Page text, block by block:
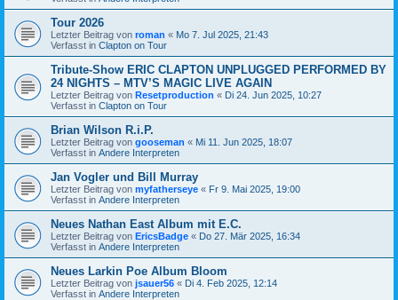
Tour 2026
Letzter Beitrag von roman « Mo 7. Jul 2025, 21:43
Verfasst in Clapton on Tour
Tribute-Show ERIC CLAPTON UNPLUGGED PERFORMED BY
24 NIGHTS – MTV’S MAGIC LIVE AGAIN
Letzter Beitrag von Resetproduction « Di 24. Jun 2025, 10:27
Verfasst in Clapton on Tour
Brian Wilson R.i.P.
Letzter Beitrag von gooseman « Mi 11. Jun 2025, 18:07
Verfasst in Andere Interpreten
Jan Vogler und Bill Murray
Letzter Beitrag von myfatherseye « Fr 9. Mai 2025, 19:00
Verfasst in Andere Interpreten
Neues Nathan East Album mit E.C.
Letzter Beitrag von EricsBadge « Do 27. Mär 2025, 16:34
Verfasst in Andere Interpreten
Neues Larkin Poe Album Bloom
Letzter Beitrag von jsauer56 « Di 4. Feb 2025, 12:14
Verfasst in Andere Interpreten